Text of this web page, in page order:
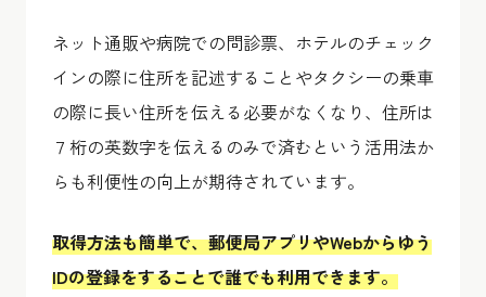
ネット通販や病院での問診票、ホテルのチェック
インの際に住所を記述することやタクシーの乗車
の際に長い住所を伝える必要がなくなり、住所は
７桁の英数字を伝えるのみで済むという活用法か
らも利便性の向上が期待されています。
取得方法も簡単で、郵便局アプリやWebからゆう
IDの登録をすることで誰でも利用できます。